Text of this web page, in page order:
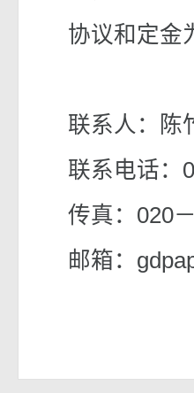
协议和定金
联系人：陈
联系电话
传真：020
邮箱：